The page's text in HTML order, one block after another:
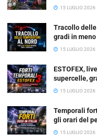
15 LUGLIO 2026
Tracollo
gradi in
15 LUGLIO 2026
ESTOFEX,
supercelle,
15 LUGLIO 2026
Temporali
gli orari del
15 LUGLIO 2026